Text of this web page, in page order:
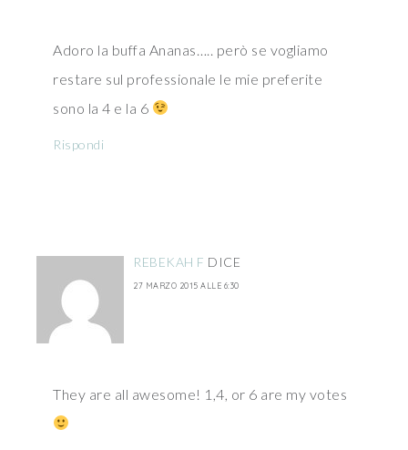
Adoro la buffa Ananas….. però se vogliamo
restare sul professionale le mie preferite
sono la 4 e la 6
Rispondi
REBEKAH F DICE
27 MARZO 2015 ALLE 6:30
They are all awesome! 1,4, or 6 are my votes